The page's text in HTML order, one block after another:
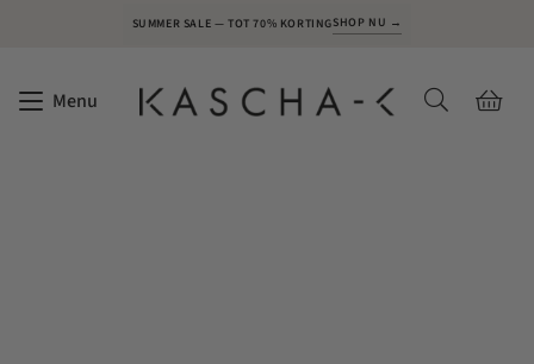
SUMMER SALE — TOT 70% KORTINGSHOP NU →
Menu